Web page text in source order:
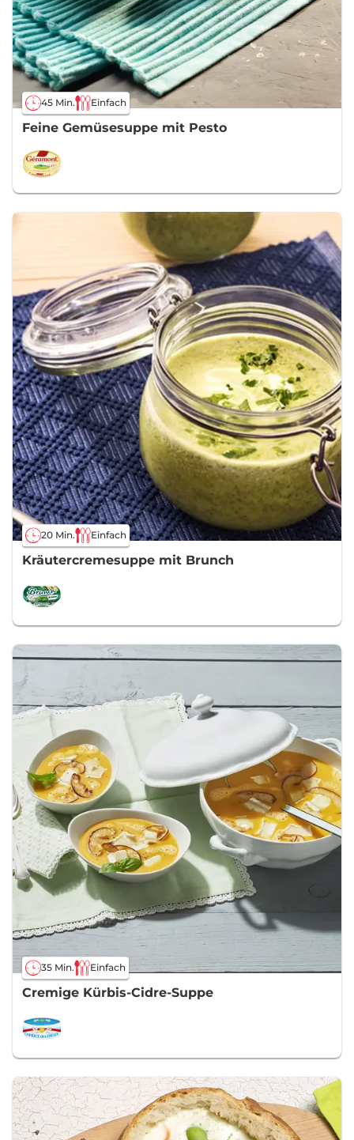
45 Min. Einfach
Feine Gemüsesuppe mit Pesto
20 Min. Einfach
Kräutercremesuppe mit Brunch
35 Min. Einfach
Cremige Kürbis-Cidre-Suppe